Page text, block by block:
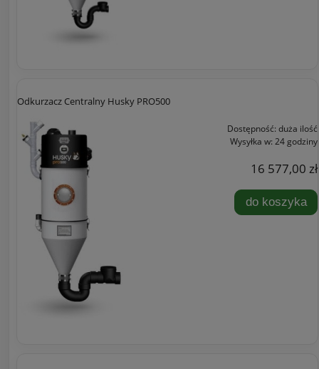
Odkurzacz Centralny Husky PRO500
Dostępność: duża ilość
Wysyłka w: 24 godziny
16 577,00 zł
do koszyka